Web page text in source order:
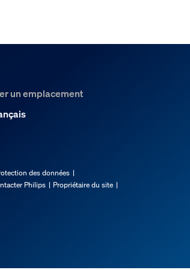
un emplacement
des données
Philips
Propriétaire du site